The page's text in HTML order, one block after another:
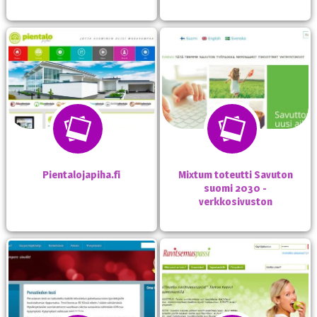
Pientalojapiha.fi
Mixtum toteutti Savuton
suomi 2030 -
verkkosivuston